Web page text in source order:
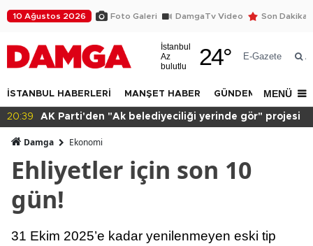
10 Ağustos 2026 Foto Galeri DamgaTv Video Son Dakika
İstanbul
Az
bulutlu
24° E-Gazete
İSTANBUL HABERLERİ MANŞET HABER GÜNDEM DÜNYA
MENÜ
20:39 AK Parti'den "Ak belediyeciliği yerinde gör" projesi
Damga Ekonomi
Ehliyetler için son 10
gün!
31 Ekim 2025’e kadar yenilenmeyen eski tip